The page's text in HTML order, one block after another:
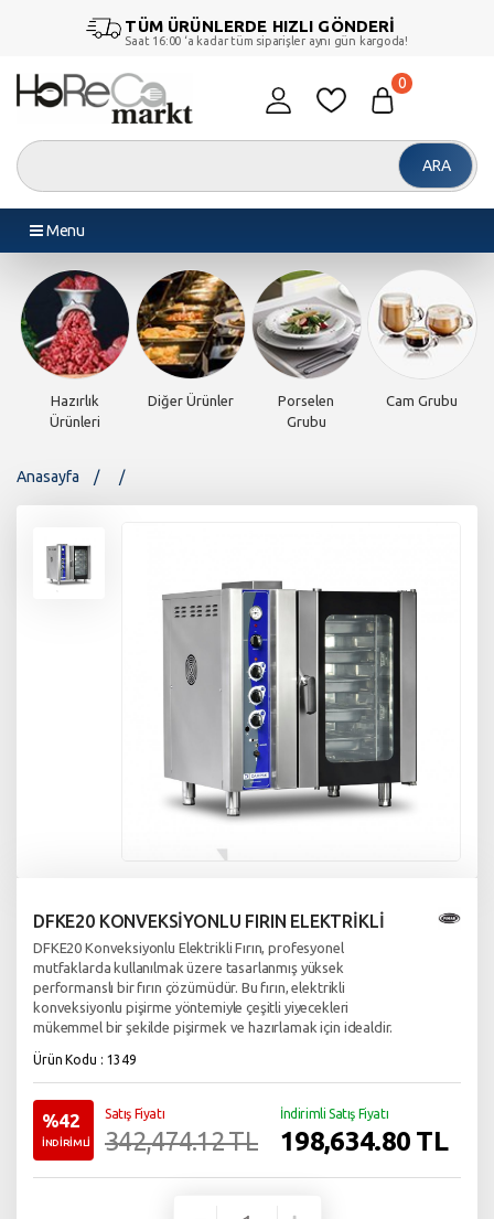
TÜM ÜRÜNLERDE HIZLI GÖNDERİ
Saat 16:00 ‘a kadar tüm siparişler aynı gün kargoda!
ARA
0
Menu
Cam Grubu Piliç Makinesi
Döner
Makineleri
Endüstriyel
Anasayfa
DFKE20 KONVEKSİYONLU FIRIN ELEKTRİKLİ
DFKE20 Konveksiyonlu Elektrikli Fırın, profesyonel
mutfaklarda kullanılmak üzere tasarlanmış yüksek
performanslı bir fırın çözümüdür. Bu fırın, elektrikli
konveksiyonlu pişirme yöntemiyle çeşitli yiyecekleri
mükemmel bir şekilde pişirmek ve hazırlamak için idealdir.
Ürün Kodu : 1349
%42
İNDİRİMLİ
Satış Fiyatı
342,474.12 TL
İndirimli Satış Fiyatı
198,634.80 TL